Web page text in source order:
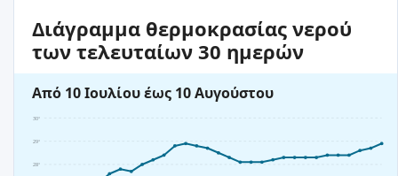
Διάγραμμα θερμοκρασίας νερού
των τελευταίων 30 ημερών
Από 10 Ιουλίου έως 10 Αυγούστου
28°
29°
30°